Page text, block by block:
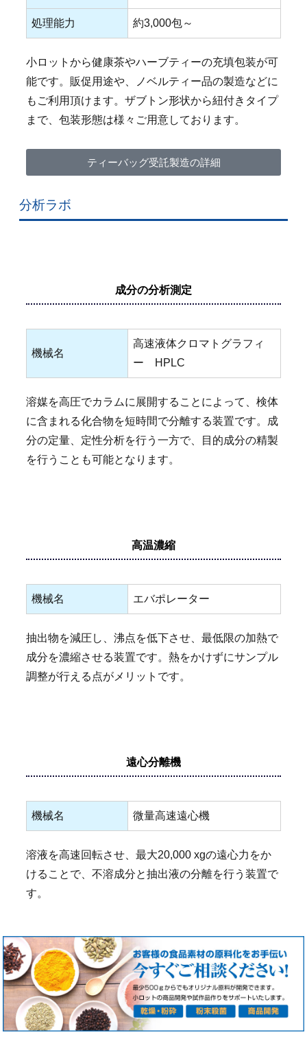
処理能力 約3,000包～
小ロットから健康茶やハーブティーの充填包装が可
能です。販促用途や、ノベルティー品の製造などに
もご利用頂けます。ザブトン形状から紐付きタイプ
まで、包装形態は様々ご用意しております。
ティーバッグ受託製造の詳細
分析ラボ
成分の分析測定
機械名
高速液体クロマトグラフィ
ー HPLC
溶媒を高圧でカラムに展開することによって、検体
に含まれる化合物を短時間で分離する装置です。成
分の定量、定性分析を行う一方で、目的成分の精製
を行うことも可能となります。
高温濃縮
機械名 エバポレーター
抽出物を減圧し、沸点を低下させ、最低限の加熱で
成分を濃縮させる装置です。熱をかけずにサンプル
調整が行える点がメリットです。
遠心分離機
機械名 微量高速遠心機
溶液を高速回転させ、最大20,000 xgの遠心力をか
けることで、不溶成分と抽出液の分離を行う装置で
す。